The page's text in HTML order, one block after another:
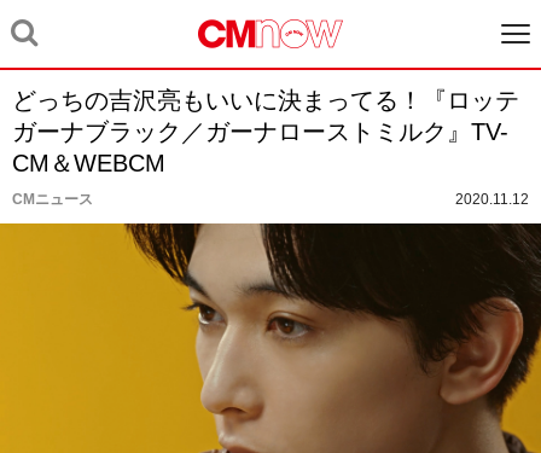
どっちの吉沢亮もいいに決まってる！『ロッテ
ガーナブラック／ガーナローストミルク』TV-
CM＆WEBCM
CMニュース 2020.11.12